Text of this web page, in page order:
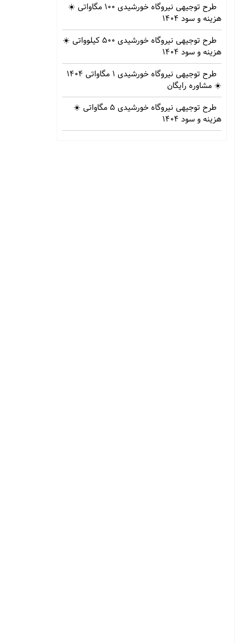
طرح توجیهی نیروگاه خورشیدی 100 مگاواتی ☀️
هزینه‌ و سود 1404
طرح توجیهی نیروگاه خورشیدی 500 کیلوواتی ☀️
هزینه‌ و سود 1404
طرح توجیهی نیروگاه خورشیدی 1 مگاواتی 1404
☀️ مشاوره رایگان
طرح توجیهی نیروگاه خورشیدی 5 مگاواتی ☀️
هزینه‌ و سود 1404